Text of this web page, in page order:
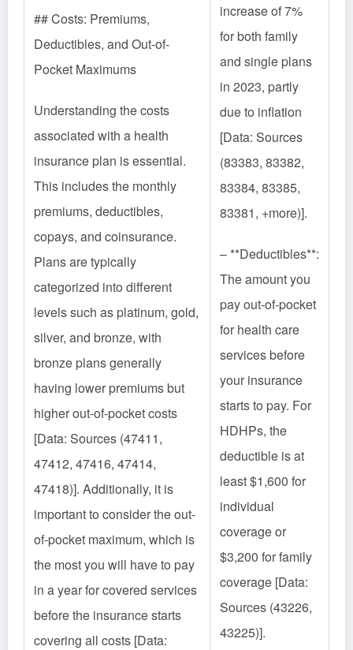
## Costs: Premiums,
Deductibles, and Out-of-
Pocket Maximums
Understanding the costs
associated with a health
insurance plan is essential.
This includes the monthly
premiums, deductibles,
copays, and coinsurance.
Plans are typically
categorized into different
levels such as platinum, gold,
silver, and bronze, with
bronze plans generally
having lower premiums but
higher out-of-pocket costs
[Data: Sources (47411,
47412, 47416, 47414,
47418)]. Additionally, it is
important to consider the out-
of-pocket maximum, which is
the most you will have to pay
in a year for covered services
before the insurance starts
covering all costs [Data:
increase of 7%
for both family
and single plans
in 2023, partly
due to inflation
[Data: Sources
(83383, 83382,
83384, 83385,
83381, +more)].
– **Deductibles**:
The amount you
pay out-of-pocket
for health care
services before
your insurance
starts to pay. For
HDHPs, the
deductible is at
least $1,600 for
individual
coverage or
$3,200 for family
coverage [Data:
Sources (43226,
43225)].